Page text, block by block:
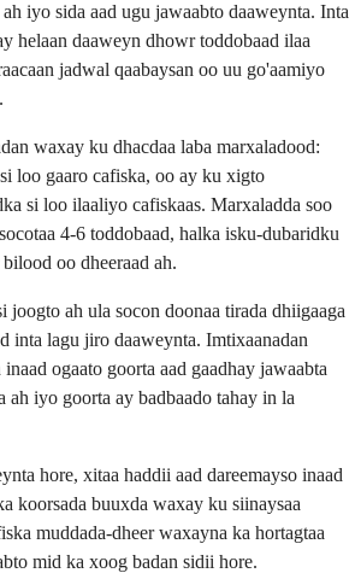
iyo sida aad ugu jawaabto daaweynta. Inta
helaan daaweyn dhowr toddobaad ilaa
jadwal qaabaysan oo uu go'aamiyo
waxay ku dhacdaa laba marxaladood:
loo gaaro cafiska, oo ay ku xigto
si loo ilaaliyo cafiskaas. Marxaladda soo
4-6 toddobaad, halka isku-dubaridku
oo dheeraad ah.
joogto ah ula socon doonaa tirada dhiigaaga
inta lagu jiro daaweynta. Imtixaanadan
ogaato goorta aad gaadhay jawaabta
ah iyo goorta ay badbaado tahay in la
hore, xitaa haddii aad dareemayso inaad
koorsada buuxda waxay ku siinaysaa
muddada-dheer waxayna ka hortagtaa
mid ka xoog badan sidii hore.